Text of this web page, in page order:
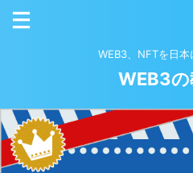
WEB3、NFTを日
WEB3の